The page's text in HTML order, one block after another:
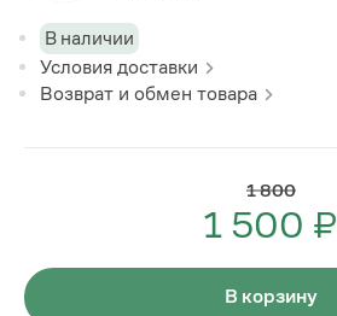
В наличии
Условия доставки
Возврат и обмен товара
1 800
1 500 ₽
В корзину